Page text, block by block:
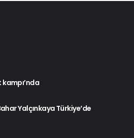
Yalçınkaya Türkiye’de